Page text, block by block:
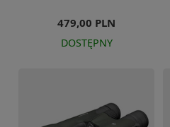
479,00 PLN
DOSTĘPNY